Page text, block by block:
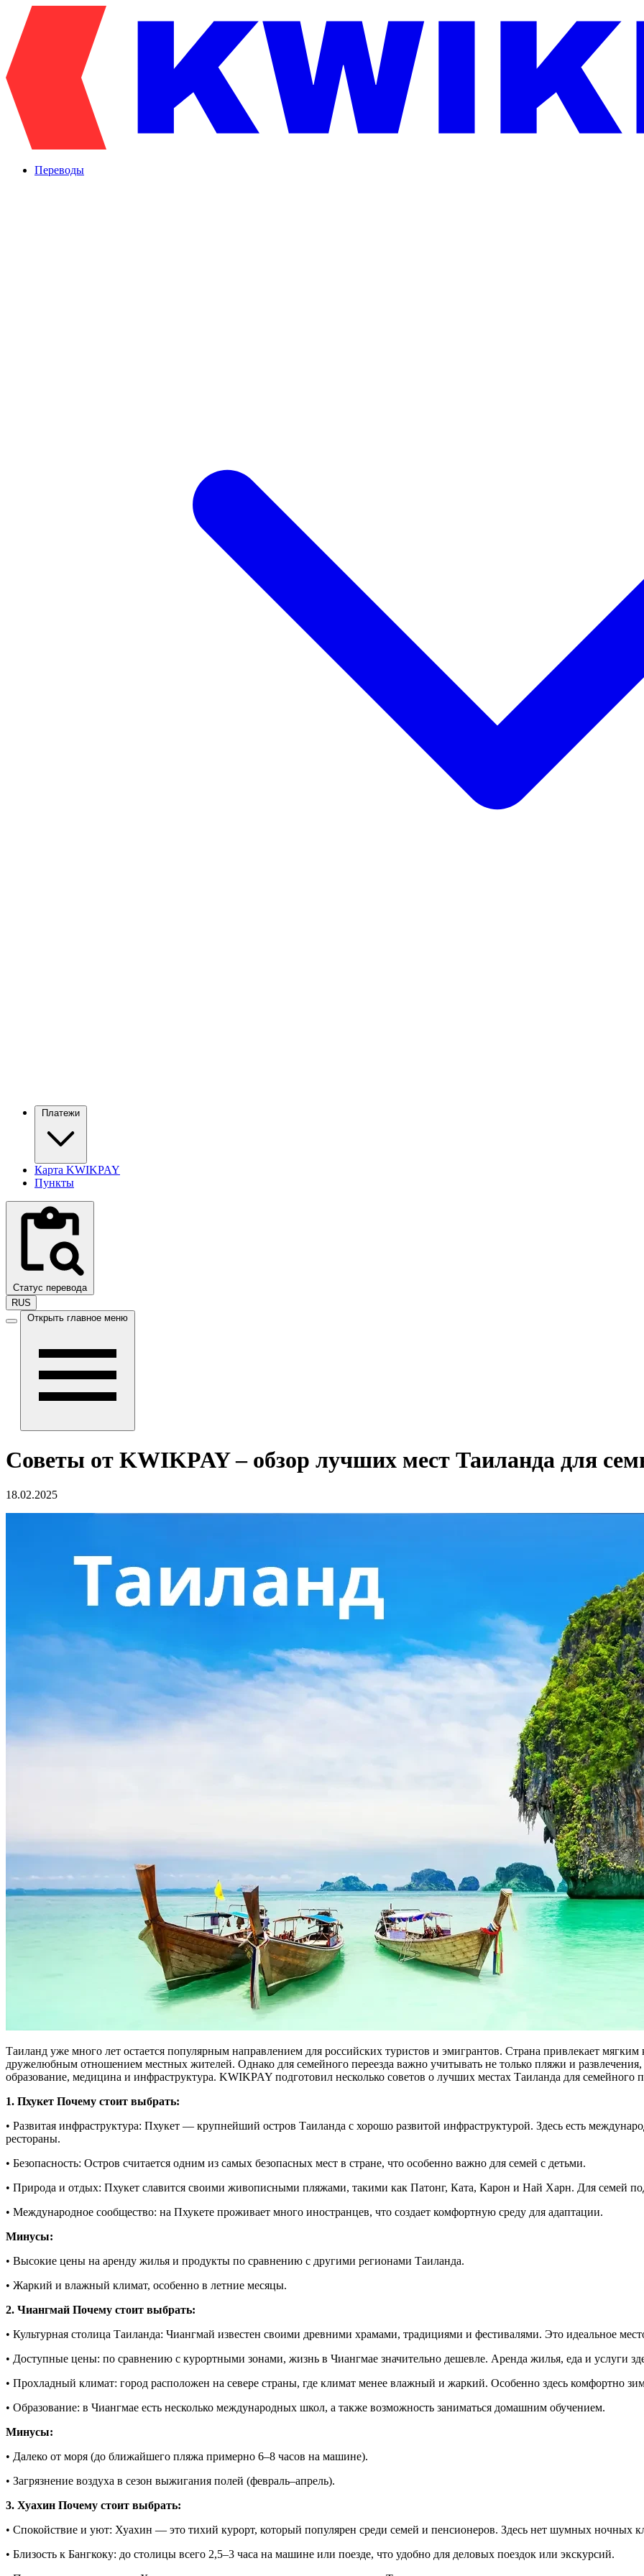
Переводы
Платежи
Карта KWIKPAY
Пункты
Статус перевода
RUS
Открыть главное меню
Советы от KWIKPAY – обзор лучших мест Таиланда для
18.02.2025
Таиланд уже много лет остается популярным направлением для российских туристов и эмигрантов. Страна привлекает
дружелюбным отношением местных жителей. Однако для семейного переезда важно учитывать не только пляжи и развлечения,
образование, медицина и инфраструктура. KWIKPAY подготовил несколько советов о лучших местах Таиланда для семейного
1. Пхукет Почему стоит выбрать:
• Развитая инфраструктура: Пхукет — крупнейший остров Таиланда с хорошо развитой инфраструктурой. Здесь есть
рестораны.
• Безопасность: Остров считается одним из самых безопасных мест в стране, что особенно важно для семей с детьми.
• Природа и отдых: Пхукет славится своими живописными пляжами, такими как Патонг, Ката, Карон и Най Харн. Для семей
• Международное сообщество: на Пхукете проживает много иностранцев, что создает комфортную среду для адаптации.
Минусы:
• Высокие цены на аренду жилья и продукты по сравнению с другими регионами Таиланда.
• Жаркий и влажный климат, особенно в летние месяцы.
2. Чиангмай Почему стоит выбрать:
• Культурная столица Таиланда: Чиангмай известен своими древними храмами, традициями и фестивалями. Это идеальное
• Доступные цены: по сравнению с курортными зонами, жизнь в Чиангмае значительно дешевле. Аренда жилья, еда и услуги
• Прохладный климат: город расположен на севере страны, где климат менее влажный и жаркий. Особенно здесь комфортно
• Образование: в Чиангмае есть несколько международных школ, а также возможность заниматься домашним обучением.
Минусы:
• Далеко от моря (до ближайшего пляжа примерно 6–8 часов на машине).
• Загрязнение воздуха в сезон выжигания полей (февраль–апрель).
3. Хуахин Почему стоит выбрать:
• Спокойствие и уют: Хуахин — это тихий курорт, который популярен среди семей и пенсионеров. Здесь нет шумных ночных
• Близость к Бангкоку: до столицы всего 2,5–3 часа на машине или поезде, что удобно для деловых поездок или экскурсий.